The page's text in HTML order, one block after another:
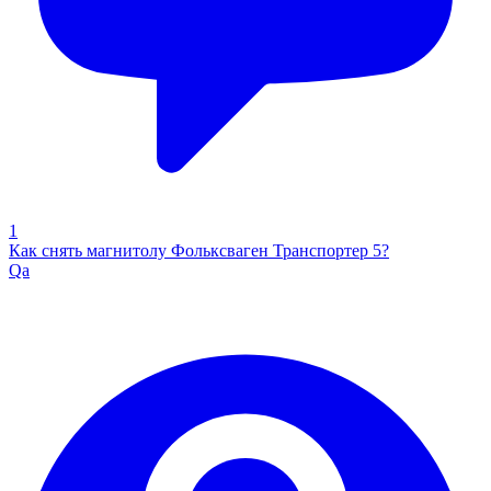
1
Как снять магнитолу Фольксваген Транспортер 5?
Qa